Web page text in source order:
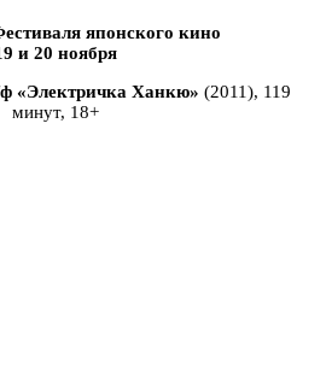
японского кино
и 20 ноября
«Электричка Ханкю» (2011), 119
минут, 18+